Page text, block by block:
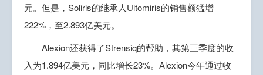
元。但是，Soliris的继承人Ultomiris的销售额猛增
222%，至2.893亿美元。
Alexion还获得了Strensiq的帮助，其第三季度的收
入为1.894亿美元，同比增长23%。Alexion今年通过收